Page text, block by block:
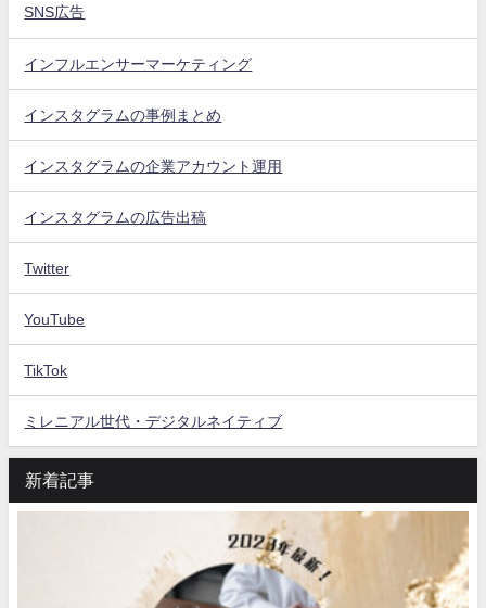
SNS広告
インフルエンサーマーケティング
インスタグラムの事例まとめ
インスタグラムの企業アカウント運用
インスタグラムの広告出稿
Twitter
YouTube
TikTok
ミレニアル世代・デジタルネイティブ
新着記事